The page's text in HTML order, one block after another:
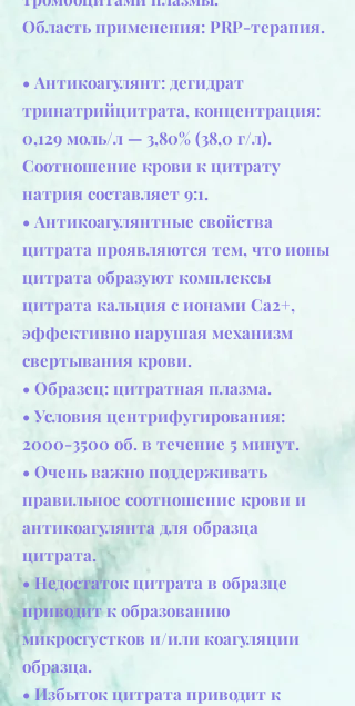
Область применения: PRP-терапия.
​• Антикоагулянт: дегидрат
тринатрийцитрата, концентрация:
0,129 моль/л — 3,80% (38,0 г/л).
Соотношение крови к цитрату
натрия составляет 9:1.
• Антикоагулянтные свойства
цитрата проявляются тем, что ионы
цитрата образуют комплексы
цитрата кальция с ионами Са2+,
эффективно нарушая механизм
свертывания крови.
• Образец: цитратная плазма.
• Условия центрифугирования:
2000-3500 об. в течение 5 минут.
• Очень важно поддерживать
правильное соотношение крови и
антикоагулянта для образца
цитрата.
• Недостаток цитрата в образце
приводит к образованию
микросгустков и/или коагуляции
образца.
• Избыток цитрата приводит к